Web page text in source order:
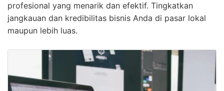
profesional yang menarik dan efektif. Tingkatkan
jangkauan dan kredibilitas bisnis Anda di pasar lokal
maupun lebih luas.